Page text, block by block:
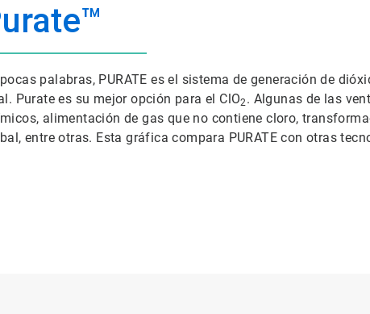
palabras, PURATE es el sistema de generación de
Purate es su mejor opción para el ClO2. Algunas de las
alimentación de gas que no contiene cloro,
entre otras. Esta gráfica compara PURATE con otras